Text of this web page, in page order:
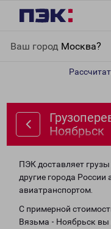
Ваш город Москва?
Ноябрьск
ПЭК доставляет
другие города
авиатранспортом.
С примерной
Вязьма - Ноябрьск вы